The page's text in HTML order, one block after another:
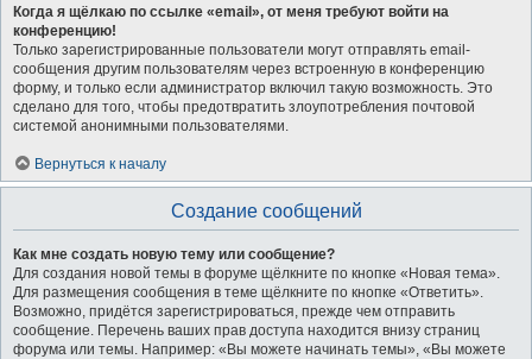
Когда я щёлкаю по ссылке «email», от меня требуют войти на
конференцию!
Только зарегистрированные пользователи могут отправлять email-
сообщения другим пользователям через встроенную в конференцию
форму, и только если администратор включил такую возможность. Это
сделано для того, чтобы предотвратить злоупотребления почтовой
системой анонимными пользователями.
Вернуться к началу
Создание сообщений
Как мне создать новую тему или сообщение?
Для создания новой темы в форуме щёлкните по кнопке «Новая тема».
Для размещения сообщения в теме щёлкните по кнопке «Ответить».
Возможно, придётся зарегистрироваться, прежде чем отправить
сообщение. Перечень ваших прав доступа находится внизу страниц
форума или темы. Например: «Вы можете начинать темы», «Вы можете